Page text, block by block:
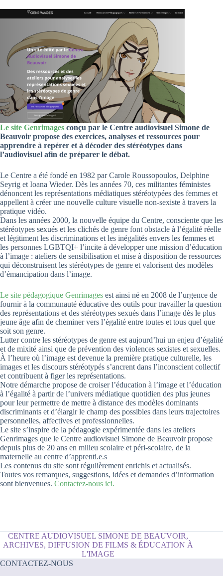
Le site Genrimages conçu par le Centre audiovisuel Simone de
Beauvoir propose des exercices, analyses et ressources pour
apprendre à repérer et à décoder des stéréotypes dans
l’audiovisuel afin de préparer le débat.
Le Centre a été fondé en 1982 par Carole Roussopoulos, Delphine
Seyrig et Ioana Wieder. Dès les années 70, ces militantes féministes
dénoncent les représentations médiatiques stéréotypées des femmes et
appellent à créer une nouvelle culture visuelle non-sexiste à travers la
pratique vidéo.
Dans les années 2000, la nouvelle équipe du Centre, consciente que les
stéréotypes sexués et les clichés de genre font obstacle à l’égalité réelle
et légitiment les discriminations et les inégalités envers les femmes et
les personnes LGBTQI+ l’incite à développer une mission d’éducation
à l’image : ateliers de sensibilisation et mise à disposition de ressources
qui déconstruisent les stéréotypes de genre et valorisent des modèles
d’émancipation dans l’image.
Le site pédagogique Genrimages est ainsi né en 2008 de l’urgence de
fournir à la communauté éducative des outils pour travailler la question
des représentations et des stéréotypes sexués dans l’image dès le plus
jeune âge afin de cheminer vers l’égalité entre toutes et tous quel que
soit son genre.
Lutter contre les stéréotypes de genre est aujourd’hui un enjeu d’égalité
et de mixité ainsi que de prévention des violences sexistes et sexuelles.
À l’heure où l’image est devenue la première pratique culturelle, les
images et les discours stéréotypés s’ancrent dans l’inconscient collectif
et contribuent à figer les représentations.
Notre démarche propose de croiser l’éducation à l’image et l’éducation
à l’égalité à partir de l’univers médiatique quotidien des plus jeunes
pour leur permettre de mettre à distance des modèles dominants
discriminants et d’élargir le champ des possibles dans leurs trajectoires
personnelles, affectives et professionnelles.
Le site s’inspire de la pédagogie expérimentée dans les ateliers
Genrimages que le Centre audiovisuel Simone de Beauvoir propose
depuis plus de 20 ans en milieu scolaire et péri-scolaire, de la
maternelle au centre d’apprenti.e.s
Les contenus du site sont régulièrement enrichis et actualisés.
Toutes vos remarques, suggestions, idées et demandes d’information
sont bienvenues. Contactez-nous ici.
CENTRE AUDIOVISUEL SIMONE DE BEAUVOIR,
ARCHIVES, DIFFUSION DE FILMS & ÉDUCATION À
L'IMAGE
CONTACTEZ-NOUS